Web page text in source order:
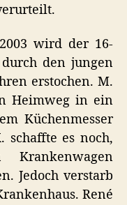
wird der 16-
durch den jungen
erstochen. M.
Heimweg in ein
Küchenmesser
schaffte es noch,
Jedoch verstarb
René